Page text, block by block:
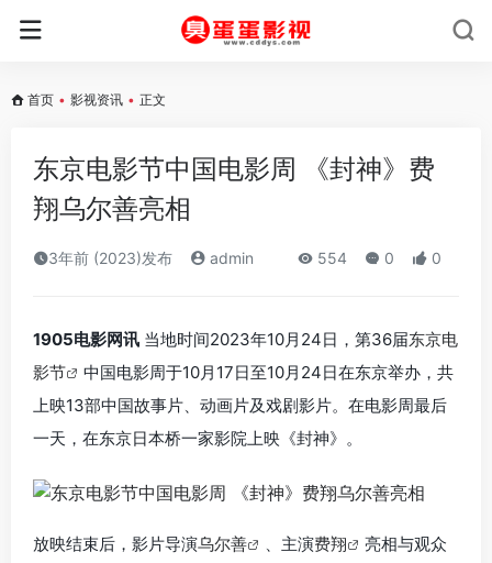
首页 • 影视资讯 • 正文
东京电影节中国电影周 《封神》费
翔乌尔善亮相
3年前 (2023)发布 admin 554 0 0
1905电影网讯 当地时间2023年10月24日，第36届东京电
影节
中国电影周于10月17日至10月24日在东京举办，共
上映13部中国故事片、动画片及戏剧影片。在电影周最后
一天，在东京日本桥一家影院上映《封神》。
放映结束后，影片导演乌尔善 、主演费翔
亮相与观众